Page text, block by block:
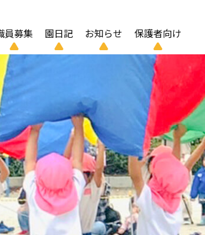
員募集 園日記 お知らせ 保護者向け